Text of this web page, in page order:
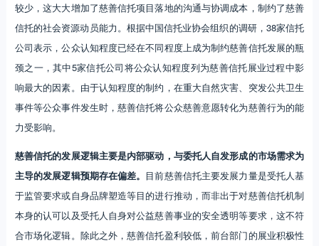
较少，这大大增加了慈善信托项目落地的沟通与协调成本，制约了慈善
信托的社会资源动员能力。根据中国信托业协会组织的调研，38家信托
公司表示，公众认知程度已经在不同程度上成为制约慈善信托发展的瓶
颈之一，其中5家信托公司将公众认知程度列为慈善信托展业过程中影
响最大的因素。由于认知程度的制约，在重大自然灾害、突发公共卫生
事件等公众事件发生时，慈善信托将公众慈善意愿转化为慈善行为的能
力受影响。
慈善信托的发展逻辑主要是内部驱动，与委托人自发形成的市场需求为
主导的发展逻辑预期存在偏差。 目前慈善信托主要发展力量是受托人基
于监管要求或自身品牌塑造等目的进行推动，而非出于对慈善信托机制
本身的认可以及受托人自身对公益慈善事业的安全透明等要求，这不符
合市场化逻辑。除此之外，慈善信托盈利较低，前台部门的展业积极性